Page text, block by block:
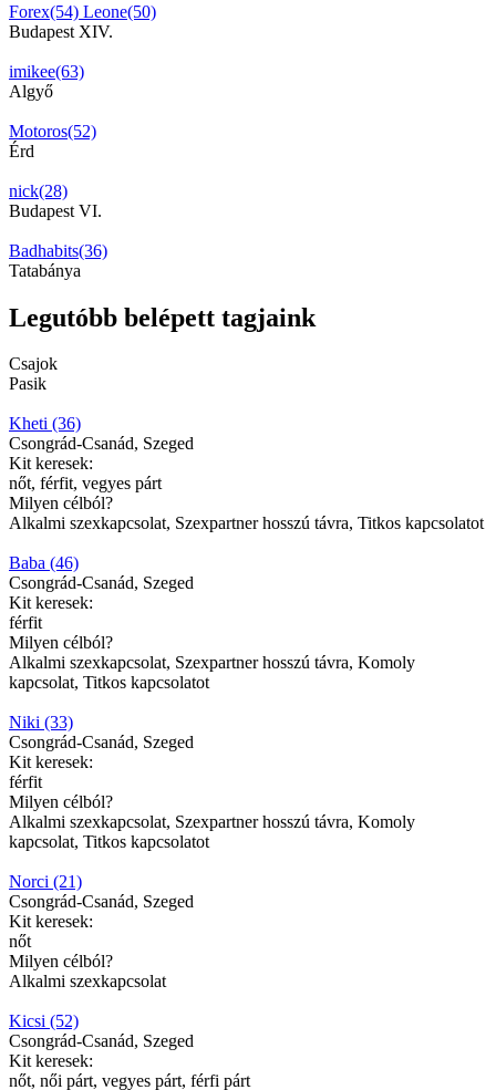
Forex(54) Leone(50)
Budapest XIV.
imikee(63)
Algyő
Motoros(52)
Érd
nick(28)
Budapest VI.
Badhabits(36)
Tatabánya
Legutóbb belépett tagjaink
Csajok
Pasik
Kheti (36)
Csongrád-Csanád, Szeged
Kit keresek:
nőt, férfit, vegyes párt
Milyen célból?
Alkalmi szexkapcsolat, Szexpartner hosszú távra, Titkos kapcsolatot
Baba (46)
Csongrád-Csanád, Szeged
Kit keresek:
férfit
Milyen célból?
Alkalmi szexkapcsolat, Szexpartner hosszú távra, Komoly
kapcsolat, Titkos kapcsolatot
Niki (33)
Csongrád-Csanád, Szeged
Kit keresek:
férfit
Milyen célból?
Alkalmi szexkapcsolat, Szexpartner hosszú távra, Komoly
kapcsolat, Titkos kapcsolatot
Norci (21)
Csongrád-Csanád, Szeged
Kit keresek:
nőt
Milyen célból?
Alkalmi szexkapcsolat
Kicsi (52)
Csongrád-Csanád, Szeged
Kit keresek:
nőt, női párt, vegyes párt, férfi párt